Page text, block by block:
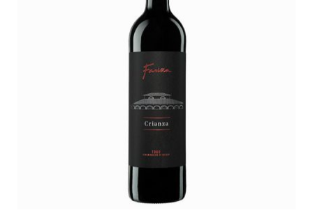
Fariña Crianza 2022
de 5
14,20€